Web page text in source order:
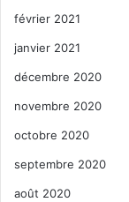
février 2021
janvier 2021
décembre 2020
novembre 2020
octobre 2020
septembre 2020
août 2020